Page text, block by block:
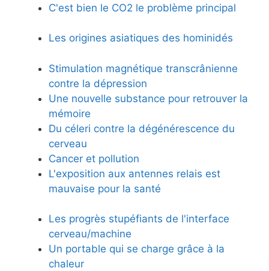
C'est bien le CO2 le problème principal
Les origines asiatiques des hominidés
Stimulation magnétique transcrânienne
contre la dépression
Une nouvelle substance pour retrouver la
mémoire
Du céleri contre la dégénérescence du
cerveau
Cancer et pollution
L'exposition aux antennes relais est
mauvaise pour la santé
Les progrès stupéfiants de l'interface
cerveau/machine
Un portable qui se charge grâce à la
chaleur